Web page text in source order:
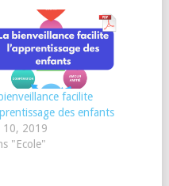
facilite
des enfants
10, 2019
"Ecole"